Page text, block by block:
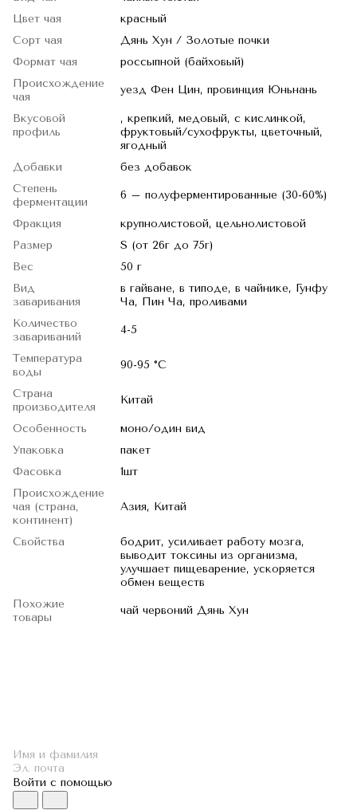
Цвет чая
красный
Сорт чая
Дянь Хун / Золотые почки
Формат чая
россыпной (байховый)
Происхождение
чая
уезд Фен Цин, провинция Юньнань
Вкусовой
профиль
, крепкий, медовый, с кислинкой,
фруктовый/сухофрукты, цветочный,
ягодный
Добавки
без добавок
Степень
ферментации
6 – полуферментированные (30-60%)
Фракция
крупнолистовой, цельнолистовой
Размер
S (от 26г до 75г)
Вес
50 г
Вид
заваривания
в гайване, в типоде, в чайнике, Гунфу
Ча, Пин Ча, проливами
Количество
завариваний
4-5
Температура
воды
90-95 °C
Страна
производителя
Китай
Особенность
моно/один вид
Упаковка
пакет
Фасовка
1шт
Происхождение
чая (страна,
континент)
Азия, Китай
Свойства
бодрит, усиливает работу мозга,
выводит токсины из организма,
улучшает пищеварение, ускоряется
обмен веществ
Похожие
товары
чай червоний Дянь Хун
Войти с помощью